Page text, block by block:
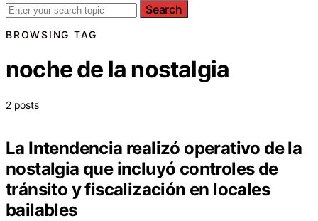
Search
BROWSING TAG
noche de la nostalgia
2 posts
La Intendencia realizó operativo de la
nostalgia que incluyó controles de
tránsito y fiscalización en locales
bailables